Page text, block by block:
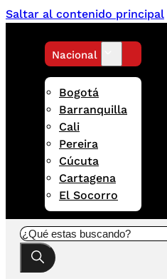
Saltar al contenido principal
Nacional
Bogotá
Barranquilla
Cali
Pereira
Cúcuta
Cartagena
El Socorro
Buscar